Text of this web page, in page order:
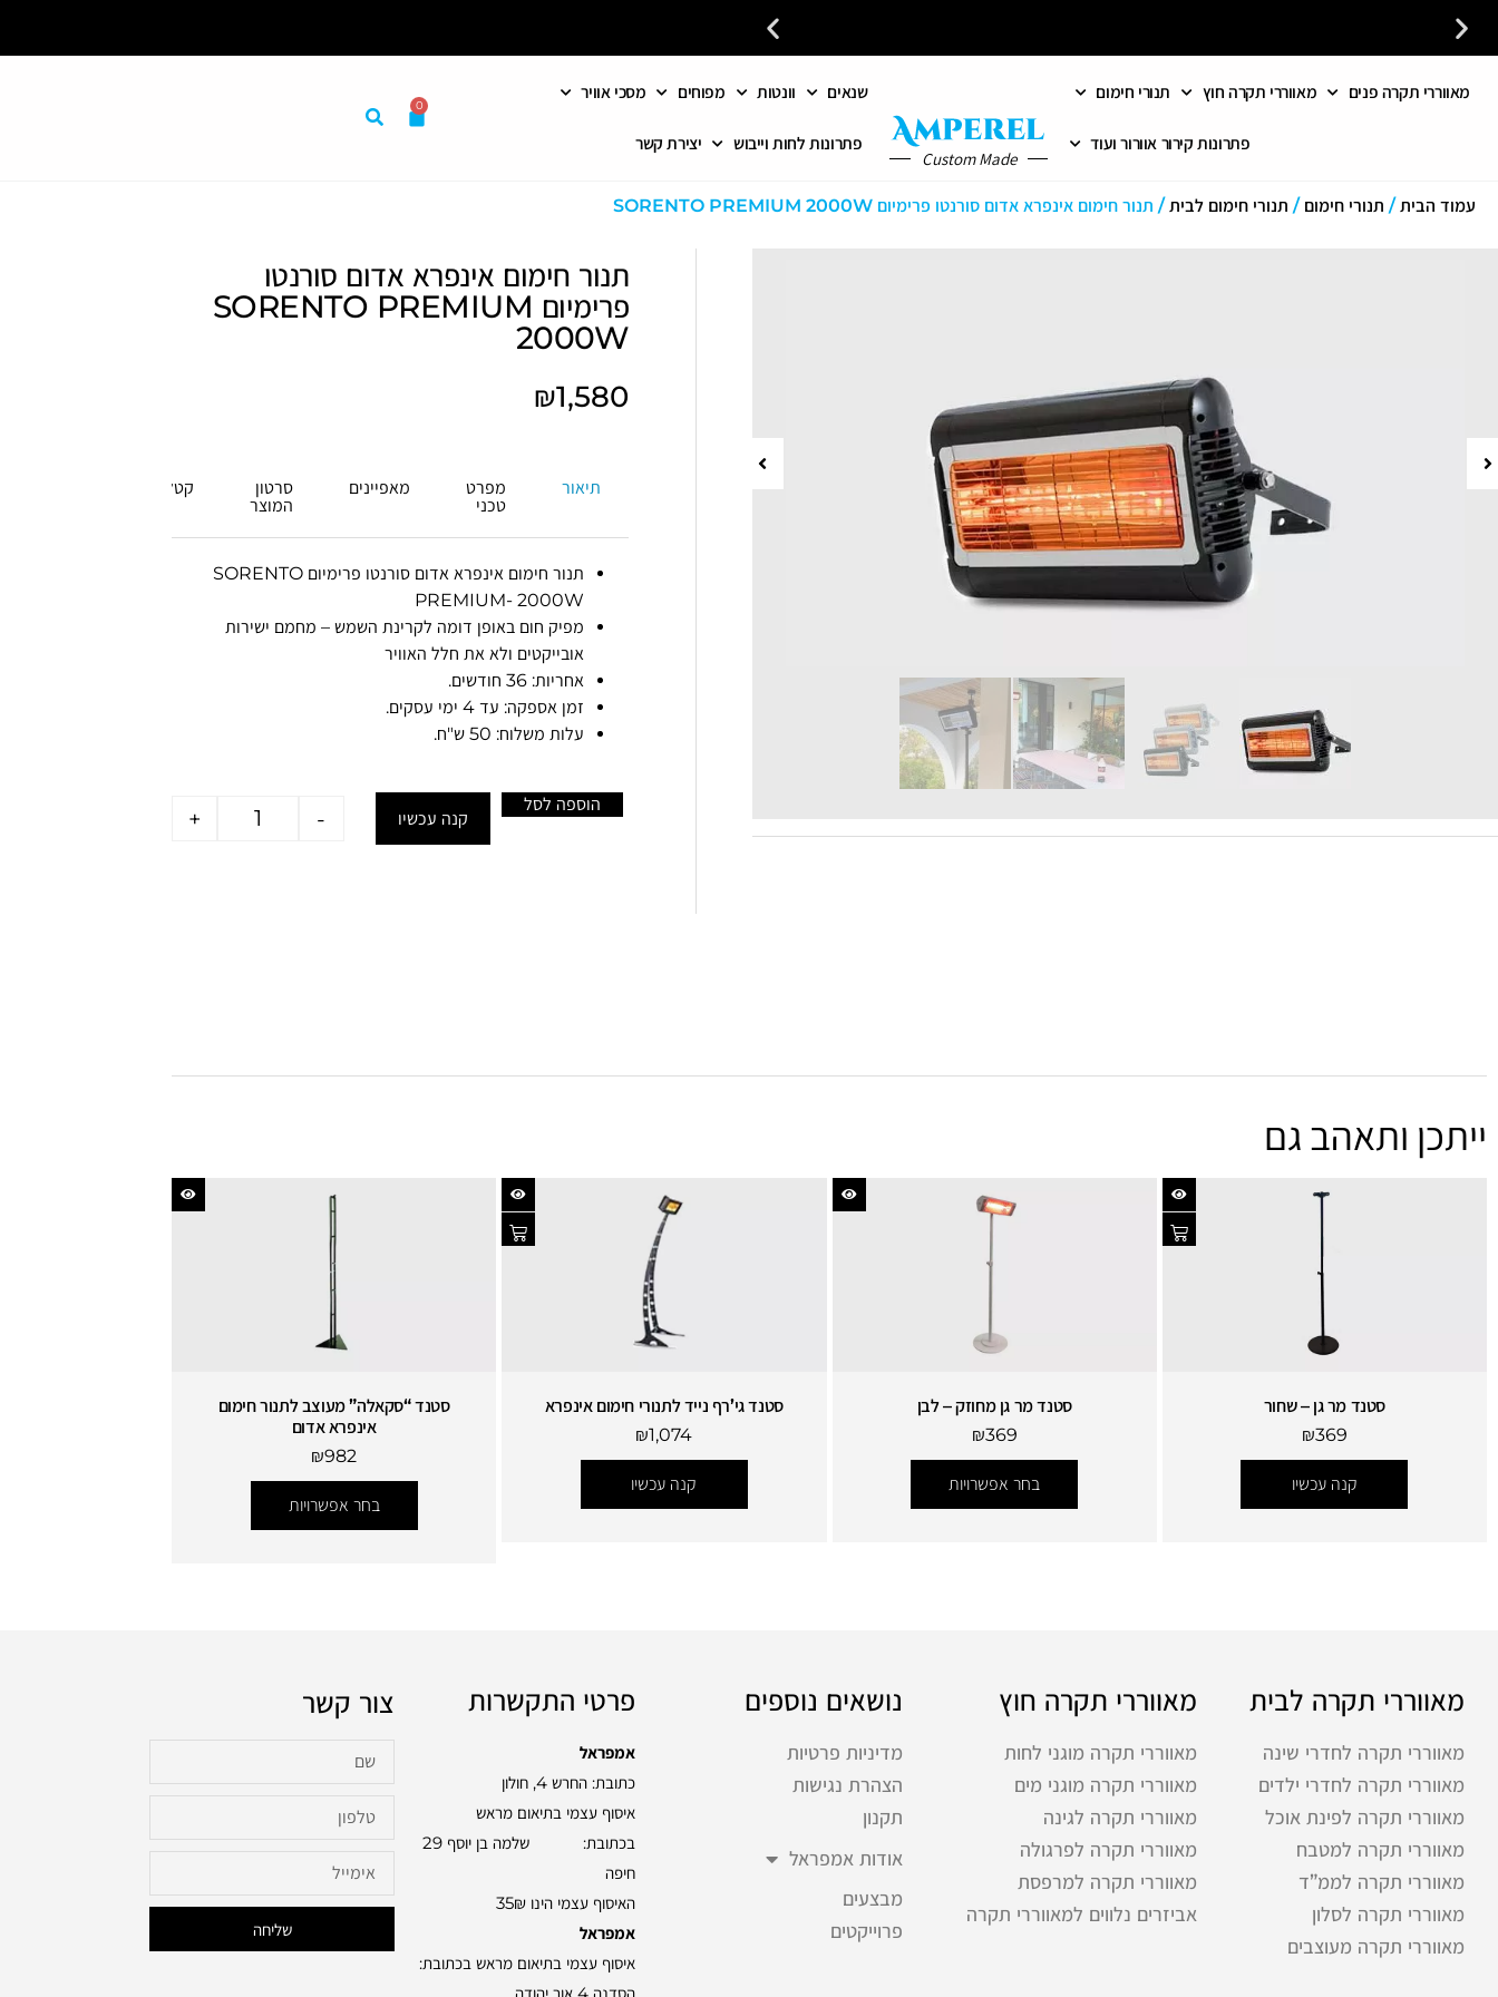
פתרונות מתקדמים לאוורור וחימום התאמה אישית לצרכיך
מאווררי תקרה פנים מאווררי תקרה חוץ תנורי חימום
פתרונות קירור אוורור ועוד
Custom Made
שנאים וונטות מפוחים מסכי אוויר
פתרונות לחות וייבוש יצירת קשר
0
עמוד הבית/ תנורי חימום / תנורי חימום לבית/ תנור חימום אינפרא אדום סורנטו פרימיום SORENTO PREMIUM 2000W
תנור חימום אינפרא אדום סורנטו
פרימיום SORENTO PREMIUM
2000W
₪1,580
תיאור
מפרט
טכני
מאפיינים
סרטון
המוצר
קטלוג
תנור חימום אינפרא אדום סורנטו פרימיום SORENTO
PREMIUM- 2000W
מפיק חום באופן דומה לקרינת השמש – מחמם ישירות
אובייקטים ולא את חלל האוויר
אחריות: 36 חודשים.
זמן אספקה: עד 4 ימי עסקים.
עלות משלוח: 50 ש"ח.
-
+
הוספה לסל
קנה עכשיו
ייתכן ותאהב גם
סטנד מר גן – שחור
₪369
קנה עכשיו
סטנד מר גן מחוזק – לבן
₪369
בחר אפשרויות
סטנד גי’רף נייד לתנורי חימום אינפרא
₪1,074
קנה עכשיו
סטנד “סקאלה” מעוצב לתנור חימום
אינפרא אדום
₪982
בחר אפשרויות
מאווררי תקרה לבית
מאווררי תקרה לחדרי שינה
מאווררי תקרה לחדרי ילדים
מאווררי תקרה לפינת אוכל
מאווררי תקרה למטבח
מאווררי תקרה לממ”ד
מאווררי תקרה לסלון
מאווררי תקרה מעוצבים
מאווררי תקרה חוץ
מאווררי תקרה מוגני לחות
מאווררי תקרה מוגני מים
מאווררי תקרה לגינה
מאווררי תקרה לפרגולה
מאווררי תקרה למרפסת
אביזרים נלווים למאווררי תקרה
נושאים נוספים
מדיניות פרטיות
הצהרת נגישות
תקנון
אודות אמפראל
מבצעים
פרוייקטים
פרטי התקשרות
אמפראל
כתובת: החרש 4, חולון
איסוף עצמי בתיאום מראש
בכתובת: שלמה בן יוסף 29
חיפה
האיסוף עצמי הינו 35₪
אמפראל
איסוף עצמי בתיאום מראש בכתובת:
צור קשר
שליחה